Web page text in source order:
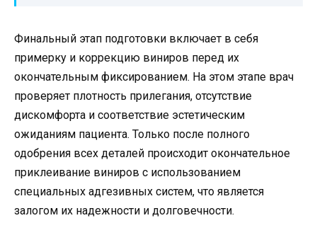
Финальный этап подготовки включает в себя
примерку и коррекцию виниров перед их
окончательным фиксированием. На этом этапе врач
проверяет плотность прилегания, отсутствие
дискомфорта и соответствие эстетическим
ожиданиям пациента. Только после полного
одобрения всех деталей происходит окончательное
приклеивание виниров с использованием
специальных адгезивных систем, что является
залогом их надежности и долговечности.